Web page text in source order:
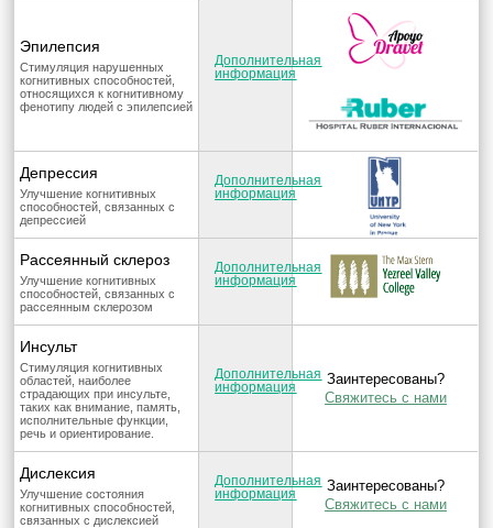
Эпилепсия
Стимуляция нарушенных
когнитивных способностей,
относящихся к когнитивному
фенотипу людей с эпилепсией
Дополнительная
информация
Депрессия
Улучшение когнитивных
способностей, связанных с
депрессией
Дополнительная
информация
Рассеянный склероз
Улучшение когнитивных
способностей, связанных с
рассеянным склерозом
Дополнительная
информация
Инсульт
Стимуляция когнитивных
областей, наиболее
страдающих при инсульте,
таких как внимание, память,
исполнительные функции,
речь и ориентирование.
Дополнительная
информация
Заинтересованы?
Свяжитесь с нами
Дислексия
Улучшение состояния
когнитивных способностей,
связанных с дислексией
Дополнительная
информация
Заинтересованы?
Свяжитесь с нами